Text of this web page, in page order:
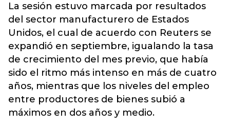
La sesión estuvo marcada por resultados
del sector manufacturero de Estados
Unidos, el cual de acuerdo con Reuters se
expandió en septiembre, igualando la tasa
de crecimiento del mes previo, que había
sido el ritmo más intenso en más de cuatro
años, mientras que los niveles del empleo
entre productores de bienes subió a
máximos en dos años y medio.